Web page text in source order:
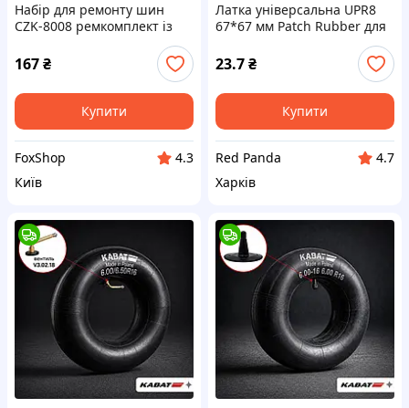
Набір для ремонту шин
CZK-8008 ремкомплект із
джгутами сирої гуми для
безкамерних коліс
167₴
Купити
FoxShop
4.3
Київ
Латка універсальна UPR8
67*67 мм Patch Rubber для
23.7₴
Купити
Red Panda
4.7
Харків